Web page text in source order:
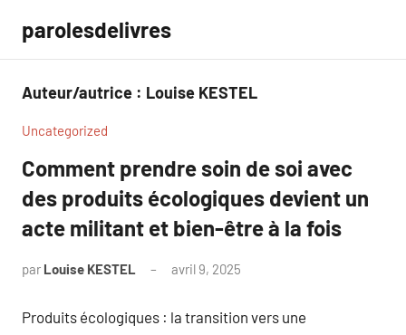
contenu
parolesdelivres
Auteur/autrice : Louise KESTEL
Uncategorized
Comment prendre soin de soi avec
des produits écologiques devient un
acte militant et bien-être à la fois
par Louise KESTEL avril 9, 2025
Produits écologiques : la transition vers une